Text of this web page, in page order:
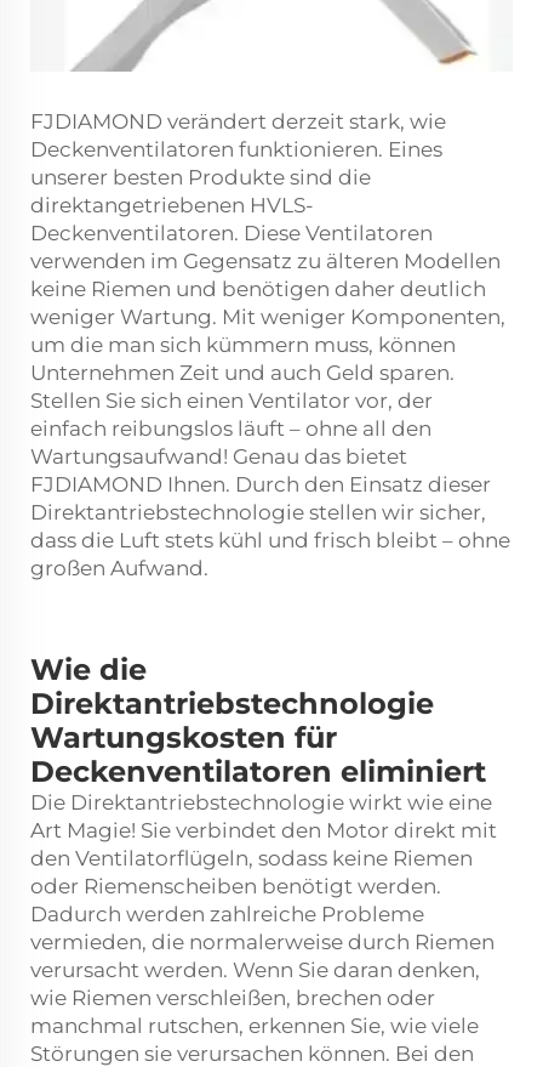
FJDIAMOND verändert derzeit stark, wie
Deckenventilatoren funktionieren. Eines
unserer besten Produkte sind die
direktangetriebenen HVLS-
Deckenventilatoren. Diese Ventilatoren
verwenden im Gegensatz zu älteren Modellen
keine Riemen und benötigen daher deutlich
weniger Wartung. Mit weniger Komponenten,
um die man sich kümmern muss, können
Unternehmen Zeit und auch Geld sparen.
Stellen Sie sich einen Ventilator vor, der
einfach reibungslos läuft – ohne all den
Wartungsaufwand! Genau das bietet
FJDIAMOND Ihnen. Durch den Einsatz dieser
Direktantriebstechnologie stellen wir sicher,
dass die Luft stets kühl und frisch bleibt – ohne
großen Aufwand.
Wie die
Direktantriebstechnologie
Wartungskosten für
Deckenventilatoren eliminiert
Die Direktantriebstechnologie wirkt wie eine
Art Magie! Sie verbindet den Motor direkt mit
den Ventilatorflügeln, sodass keine Riemen
oder Riemenscheiben benötigt werden.
Dadurch werden zahlreiche Probleme
vermieden, die normalerweise durch Riemen
verursacht werden. Wenn Sie daran denken,
wie Riemen verschleißen, brechen oder
manchmal rutschen, erkennen Sie, wie viele
Störungen sie verursachen können. Bei den